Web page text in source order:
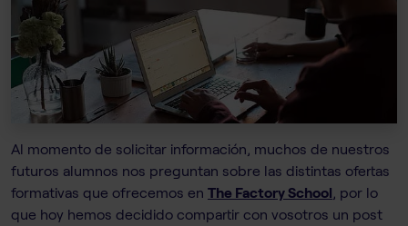
Al momento de solicitar información, muchos de nuestros
futuros alumnos nos preguntan sobre las distintas ofertas
formativas que ofrecemos en The Factory School , por lo
que hoy hemos decidido compartir con vosotros un post